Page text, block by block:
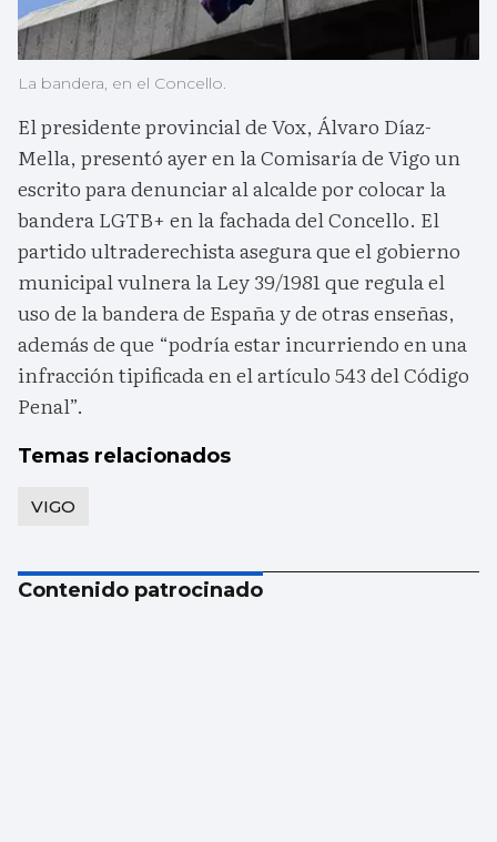
La bandera, en el Concello.
El presidente provincial de Vox, Álvaro Díaz-
Mella, presentó ayer en la Comisaría de Vigo un
escrito para denunciar al alcalde por colocar la
bandera LGTB+ en la fachada del Concello. El
partido ultraderechista asegura que el gobierno
municipal vulnera la Ley 39/1981 que regula el
uso de la bandera de España y de otras enseñas,
además de que “podría estar incurriendo en una
infracción tipificada en el artículo 543 del Código
Penal”.
Temas relacionados
VIGO
Contenido patrocinado